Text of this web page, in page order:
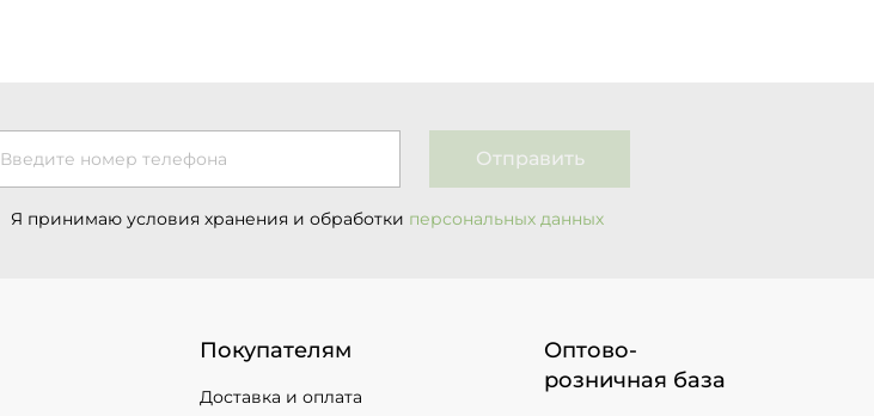
Введите номер телефона Отправить
Я принимаю условия хранения и обработки персональных данных
Покупателям
Доставка и оплата
Оптово-
розничная база